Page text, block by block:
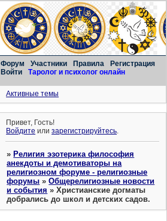
Форум Участники Правила
Регистрация
Войти
Таролог и психолог онлайн
Активные темы
Привет, Гость!
Войдите илизарегистрируйтесь.
»Религия эзотерика философия
анекдоты и демотиваторы на
религиозном форуме - религиозные
форумы »Общерелигиозные новости
и события »Христианские догматы
добрались до школ и детcких садов.